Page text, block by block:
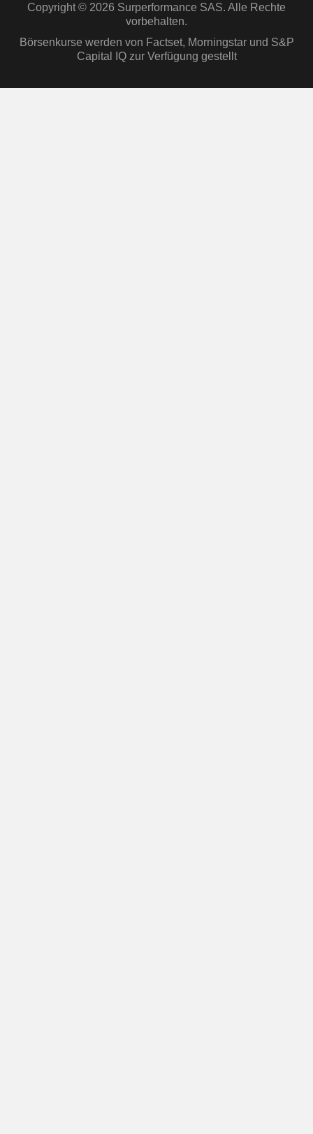
Copyright © 2026 Surperformance SAS. Alle Rechte
vorbehalten.
Börsenkurse werden von Factset, Morningstar und S&P
Capital IQ zur Verfügung gestellt